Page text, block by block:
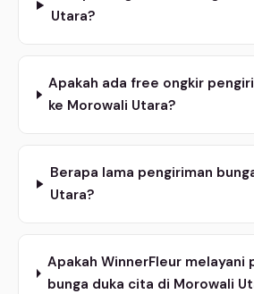
Utara?
Apakah ada free ongkir
ke Morowali Utara?
Berapa lama pengiriman
Utara?
Apakah WinnerFleur melayani
bunga duka cita di Morowali